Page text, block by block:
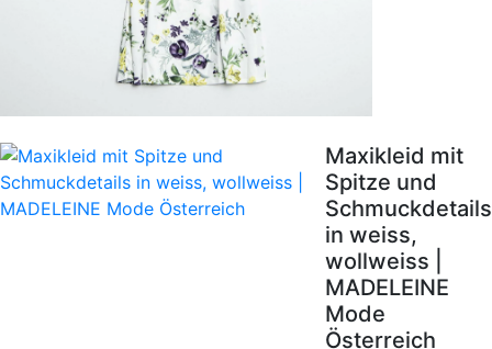
Maxikleid mit
Spitze und
Schmuckdetails
in weiss,
wollweiss |
MADELEINE
Mode
Österreich